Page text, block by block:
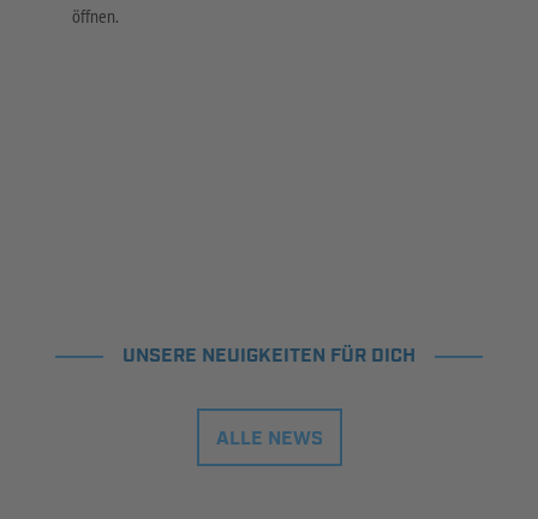
öffnen.
UNSERE NEUIGKEITEN FÜR DICH
ALLE NEWS